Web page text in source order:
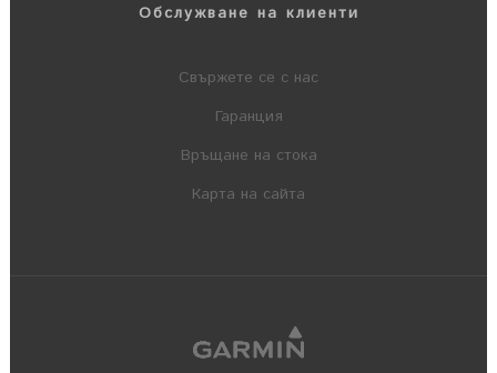
Обслужване на клиенти
Свържете се с нас
Гаранция
Връщане на стока
Карта на сайта